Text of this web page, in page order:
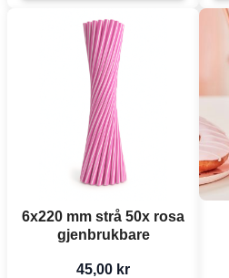
6x220 mm strå 50x rosa
gjenbrukbare
45,00 kr